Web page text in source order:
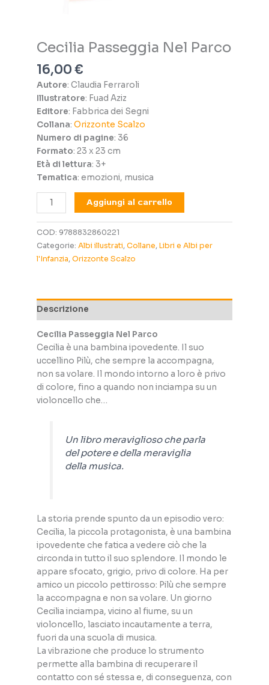
Cecilia Passeggia Nel Parco
16,00€
Autore: Claudia Ferraroli
Illustratore: Fuad Aziz
Editore: Fabbrica dei Segni
Collana: Orizzonte Scalzo
Numero di pagine: 36
Formato: 23 x 23 cm
Età di lettura: 3+
Tematica: emozioni, musica
Cecilia
Passeggia
Nel
Parco
quantità
Aggiungi al carrello
COD: 9788832860221
Categorie: Albi illustrati, Collane, Libri e Albi per
l'Infanzia, Orizzonte Scalzo
Descrizione
Cecilia Passeggia Nel Parco
Cecilia è una bambina ipovedente. Il suo
uccellino Pilù, che sempre la accompagna,
non sa volare. Il mondo intorno a loro è privo
di colore, fino a quando non inciampa su un
violoncello che…
Un libro meraviglioso che parla
del potere e della meraviglia
della musica.
La storia prende spunto da un episodio vero:
Cecilia, la piccola protagonista, è una bambina
ipovedente che fatica a vedere ciò che la
circonda in tutto il suo splendore. Il mondo le
appare sfocato, grigio, privo di colore. Ha per
amico un piccolo pettirosso: Pilù che sempre
la accompagna e non sa volare. Un giorno
Cecilia inciampa, vicino al fiume, su un
violoncello, lasciato incautamente a terra,
fuori da una scuola di musica.
La vibrazione che produce lo strumento
permette alla bambina di recuperare il
contatto con sé stessa e, di conseguenza, con